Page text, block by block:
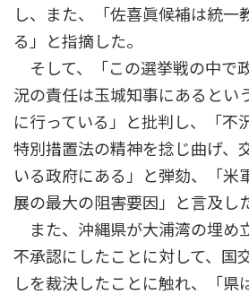
し、また、「佐喜眞候補は統一
る」と指摘した。
そして、「この選挙戦の中で
況の責任は玉城知事にあるとい
に行っている」と批判し、「不
特別措置法の精神を捻じ曲げ、
いる政府にある」と弾劾、「米
展の最大の阻害要因」と言及し
また、沖縄県が大浦湾の埋め
不承認にしたことに対して、国
しを裁決したことに触れ、「県